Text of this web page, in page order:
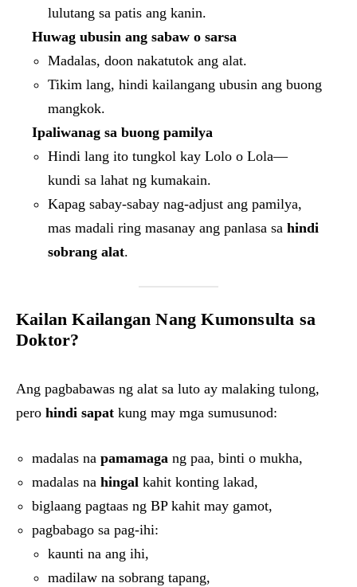
lulutang sa patis ang kanin.
Huwag ubusin ang sabaw o sarsa
Madalas, doon nakatutok ang alat.
Tikim lang, hindi kailangang ubusin ang buong
mangkok.
Ipaliwanag sa buong pamilya
Hindi lang ito tungkol kay Lolo o Lola—
kundi sa lahat ng kumakain.
Kapag sabay-sabay nag-adjust ang pamilya,
mas madali ring masanay ang panlasa sa hindi
sobrang alat.
Kailan Kailangan Nang Kumonsulta sa
Doktor?
Ang pagbabawas ng alat sa luto ay malaking tulong,
pero hindi sapat kung may mga sumusunod:
madalas na pamamaga ng paa, binti o mukha,
madalas na hingal kahit konting lakad,
biglaang pagtaas ng BP kahit may gamot,
pagbabago sa pag-ihi:
kaunti na ang ihi,
madilaw na sobrang tapang,